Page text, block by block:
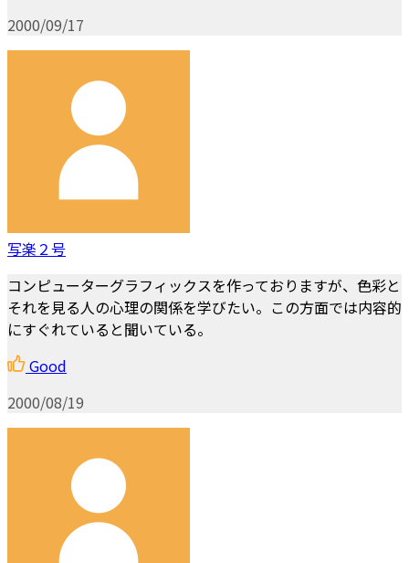
2000/09/17
写楽２号
コンピューターグラフィックスを作っておりますが、色彩と
それを見る人の心理の関係を学びたい。この方面では内容的
にすぐれていると聞いている。
Good
2000/08/19